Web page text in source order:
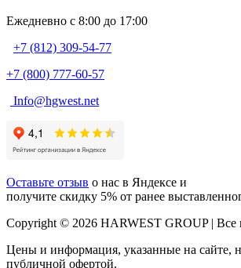
Ежедневно c 8:00 до 17:00
+7 (812) 309-54-77
+7 (800) 777-60-57
Info@hgwest.net
Оставьте отзыв о нас в Яндексе и
получите скидку 5% от ранее
Copyright © 2026 HARWEST GROUP |
Цены и информация, указанные на сайте,
публичной офертой.